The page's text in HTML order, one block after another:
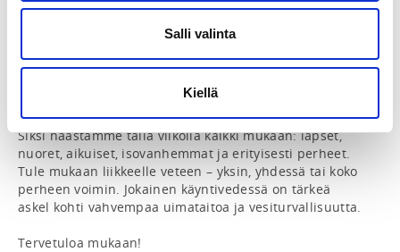
Salli valinta
Kiellä
Suomen Uimaopetus- ja Hengenpelastusliiton vuoden
teemana on “Meillä on vesi – Lisää vain liike”
kehittyä, liikkua ja nauttia turvallisesti – omalla
Uimataito ei ole vain lapsuuden taito, vaan sitä
kannattaa ylläpitää ja vahvistaa läpi elämän.
Siksi haastamme tällä viikolla kaikki mukaan: lapset,
nuoret, aikuiset, isovanhemmat ja erityisesti perheet.
Tule mukaan liikkeelle veteen – yksin, yhdessä tai koko
perheen voimin. Jokainen käyntivedessä on tärkeä
askel kohti vahvempaa uimataitoa ja vesiturvallisuutta.
Tervetuloa mukaan!